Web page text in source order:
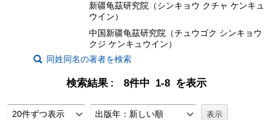
新疆龟茲研究院（シンキョウ クチャ ケンキュ
ウイン）
中国新疆龟茲研究院（チュウゴク シンキョウ
クジ ケンキュウイン）
同姓同名の著者を検索
検索結果 8件中 1-8 を表示
20件ずつ表示 出版年：新しい順